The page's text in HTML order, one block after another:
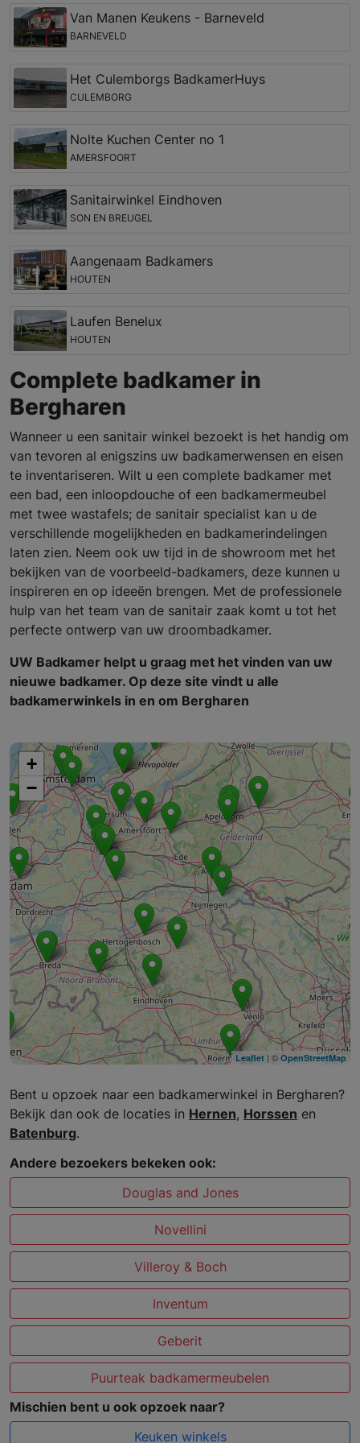
Van Manen Keukens - Barneveld
BARNEVELD
Het Culemborgs BadkamerHuys
CULEMBORG
Nolte Kuchen Center no 1
AMERSFOORT
Sanitairwinkel Eindhoven
SON EN BREUGEL
Aangenaam Badkamers
HOUTEN
Laufen Benelux
HOUTEN
Complete badkamer in
Bergharen
Wanneer u een sanitair winkel bezoekt is het handig om
van tevoren al enigszins uw badkamerwensen en eisen
te inventariseren. Wilt u een complete badkamer met
een bad, een inloopdouche of een badkamermeubel
met twee wastafels; de sanitair specialist kan u de
verschillende mogelijkheden en badkamerindelingen
laten zien. Neem ook uw tijd in de showroom met het
bekijken van de voorbeeld-badkamers, deze kunnen u
inspireren en op ideeën brengen. Met de professionele
hulp van het team van de sanitair zaak komt u tot het
perfecte ontwerp van uw droombadkamer.
UW Badkamer helpt u graag met het vinden van uw
nieuwe badkamer. Op deze site vindt u alle
badkamerwinkels in en om Bergharen
+
−
Leaflet | © OpenStreetMap
Bent u opzoek naar een badkamerwinkel in Bergharen?
Bekijk dan ook de locaties in Hernen, Horssen en
Batenburg.
Andere bezoekers bekeken ook:
Douglas and Jones
Novellini
Villeroy & Boch
Inventum
Geberit
Puurteak badkamermeubelen
Mischien bent u ook opzoek naar?
Keuken winkels